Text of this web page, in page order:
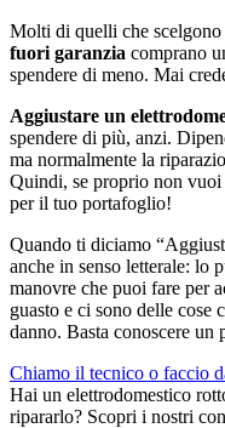
Molti di quelli che scelgono
fuori garanzia comprano
spendere di meno. Mai
Aggiustare un
spendere di più, anzi.
ma normalmente la
Quindi, se proprio non
per il tuo portafoglio!
Quando ti diciamo
anche in senso letterale: lo
manovre che puoi fare per
guasto e ci sono delle cose
danno. Basta conoscere un
Chiamo il tecnico o faccio
Hai un elettrodomestico
ripararlo? Scopri i nostri